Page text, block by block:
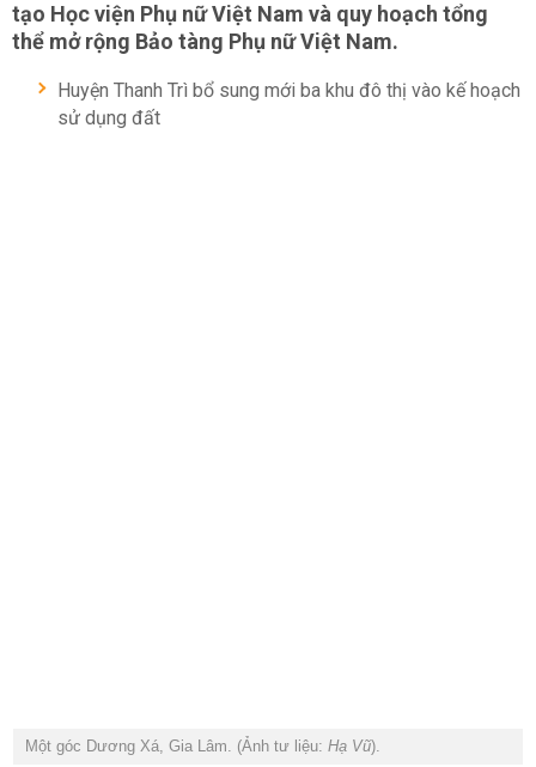
tạo Học viện Phụ nữ Việt Nam và quy hoạch tổng
thể mở rộng Bảo tàng Phụ nữ Việt Nam.
Huyện Thanh Trì bổ sung mới ba khu đô thị vào kế hoạch
sử dụng đất
Một góc Dương Xá, Gia Lâm. (Ảnh tư liệu: Hạ Vũ).